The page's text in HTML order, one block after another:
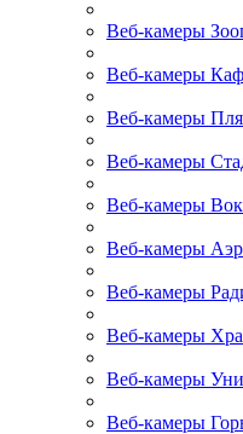
Веб-камеры
Веб-камеры
Веб-камеры
Веб-камеры
Веб-камеры
Веб-камеры
Веб-камеры
Веб-камеры
Веб-камеры
Веб-камеры